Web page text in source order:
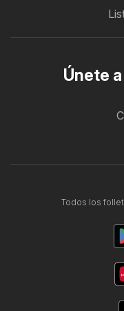
Únete
Todos los